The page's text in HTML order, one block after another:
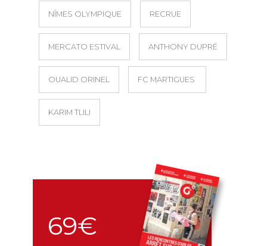
NÎMES OLYMPIQUE RECRUE
MERCATO ESTIVAL ANTHONY DUPRÉ
OUALID ORINEL FC MARTIGUES
KARIM TLILI
69€